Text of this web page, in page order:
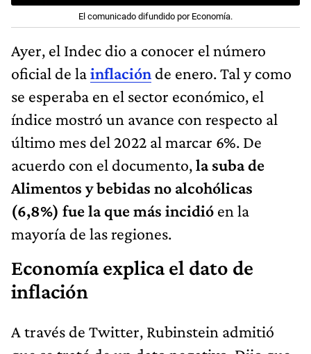
El comunicado difundido por Economía.
Ayer, el Indec dio a conocer el número
oficial de lainflación de enero. Tal y como
se esperaba en el sector económico, el
índice mostró un avance con respecto al
último mes del 2022 al marcar 6%. De
acuerdo con el documento,la suba de
Alimentos y bebidas no alcohólicas
(6,8%) fue la que más incidió en la
mayoría de las regiones.
Economía explica el dato de
inflación
A través de Twitter, Rubinstein admitió